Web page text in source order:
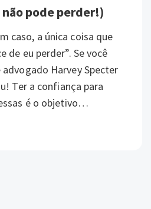
pode perder!)
caso, a única coisa que
de eu perder”. Se você
Harvey Specter
Ter a confiança para
é o objetivo…